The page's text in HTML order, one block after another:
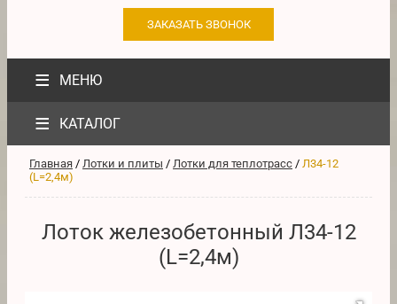
ЗАКАЗАТЬ ЗВОНОК
≡ МЕНЮ
≡ КАТАЛОГ
Главная / Лотки и плиты / Лотки для теплотрасс / Л34-12
(L=2,4м)
Лоток железобетонный Л34-12
(L=2,4м)